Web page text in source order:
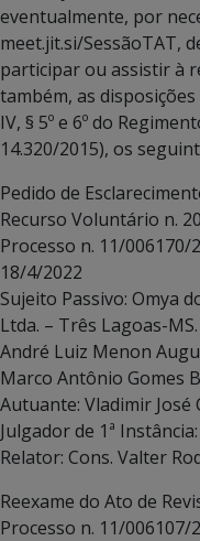
eventualmente, por
meet.jit.si/SessãoTAT,
participar ou assistir à
também, as
IV, § 5º e 6º do
14.320/2015), os
Pedido de
Recurso Voluntário n.
Processo n. 11/006170/
18/4/2022
Sujeito Passivo: Omya
Ltda. – Três Lagoas-
André Luiz Menon
Marco Antônio Gomes
Autuante: Vladimir José
Julgador de 1ª
Relator: Cons. Valter
Reexame do Ato de
Processo n. 11/006107/